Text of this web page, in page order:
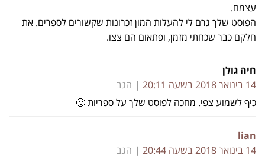
עצמם.
הפוסט שלך גרם לי להעלות המון זכרונות שקשורים לספרים. את
חלקם כבר שכחתי מזמן, ופתאום הם צצו.
חיה גולן
14 בינואר 2018 בשעה 20:11
הגב
כיף לשמוע צפי. מחכה לפוסט שלך על ספריות 🙂
lian
14 בינואר 2018 בשעה 20:44
הגב